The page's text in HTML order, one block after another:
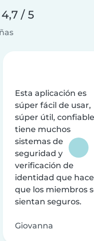
4,7 / 5
Esta aplicación es
súper fácil de usar,
súper útil,
tiene muchos
sistemas de
seguridad y
verificación de
identidad que
que los miembros
sientan seguros.
Giovanna